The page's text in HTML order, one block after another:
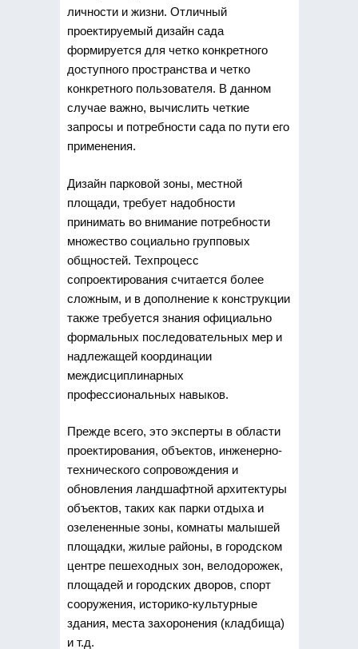
личности и жизни. Отличный
проектируемый дизайн сада
формируется для четко конкретного
доступного пространства и четко
конкретного пользователя. В данном
случае важно, вычислить четкие
запросы и потребности сада по пути его
применения.
Дизайн парковой зоны, местной
площади, требует надобности
принимать во внимание потребности
множество социально групповых
общностей. Техпроцесс
сопроектирования считается более
сложным, и в дополнение к конструкции
также требуется знания официально
формальных последовательных мер и
надлежащей координации
междисциплинарных
профессиональных навыков.
Прежде всего, это эксперты в области
проектирования, объектов, инженерно-
технического сопровождения и
обновления ландшафтной архитектуры
объектов, таких как парки отдыха и
озелененные зоны, комнаты малышей
площадки, жилые районы, в городском
центре пешеходных зон, велодорожек,
площадей и городских дворов, спорт
сооружения, историко-культурные
здания, места захоронения (кладбища)
и т.д.